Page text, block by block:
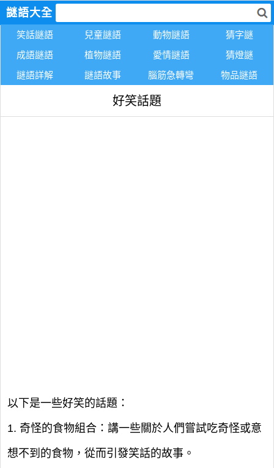
謎語大全
笑話謎語 兒童謎語 動物謎語
猜字謎
成語謎語
植物謎語 愛情謎語
猜燈謎
謎語詳解
謎語故事 腦筋急轉彎 物品謎語
好笑話題
以下是一些好笑的話題：
1. 奇怪的食物組合：講一些關於人們嘗試吃奇怪或意
想不到的食物，從而引發笑話的故事。